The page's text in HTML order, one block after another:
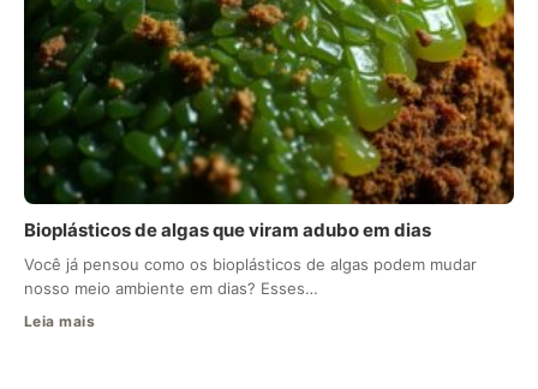
Bioplásticos de algas que viram adubo em dias
Você já pensou como os bioplásticos de algas podem mudar
nosso meio ambiente em dias? Esses…
Leia mais